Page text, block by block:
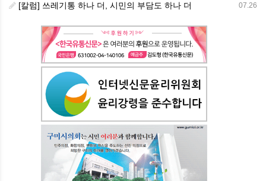
07.26
[칼럼] 쓰레기통 하나 더, 시민의 부담도 하나 더